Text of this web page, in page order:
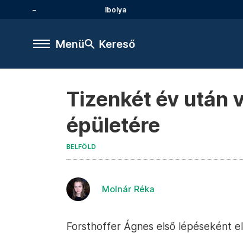
Ibolya
Menü Kereső
Tizenkét év után
épületére
BELFÖLD
Molnár Réka
Forsthoffer Ágnes első lépéseként